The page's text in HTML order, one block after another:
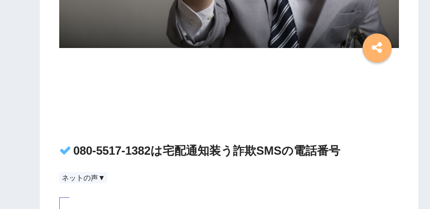
080-5517-1382は宅配通知装う詐欺SMSの電話番号
ネットの声▼